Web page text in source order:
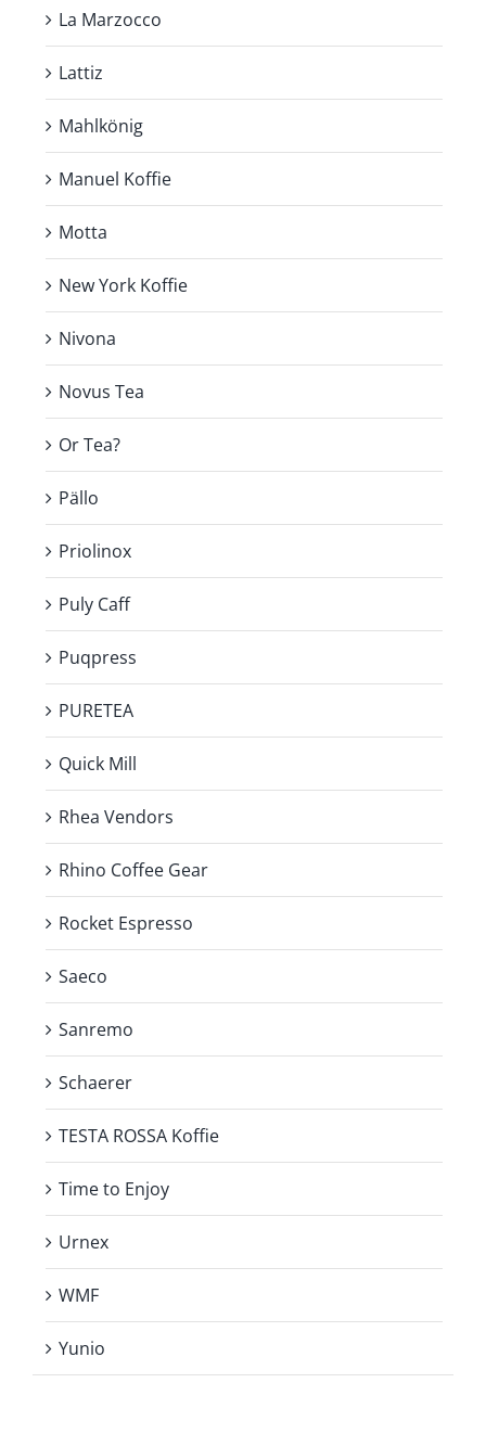
La Marzocco
Lattiz
Mahlkönig
Manuel Koffie
Motta
New York Koffie
Nivona
Novus Tea
Or Tea?
Pällo
Priolinox
Puly Caff
Puqpress
PURETEA
Quick Mill
Rhea Vendors
Rhino Coffee Gear
Rocket Espresso
Saeco
Sanremo
Schaerer
TESTA ROSSA Koffie
Time to Enjoy
Urnex
WMF
Yunio